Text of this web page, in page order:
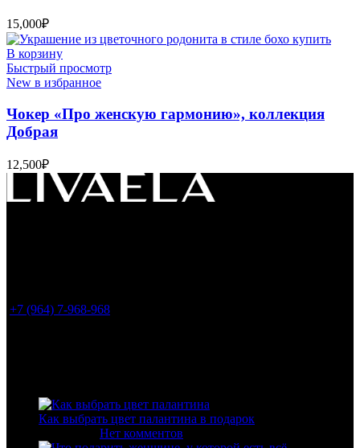
15,000₽
В корзину
Быстрый просмотр
New в избранное
Чокер «Про женскую гармонию», коллекция
Добрая
12,500₽
+7 (964) 7-968-968
Как выбрать цвет палантина в подарок
Нет комментов